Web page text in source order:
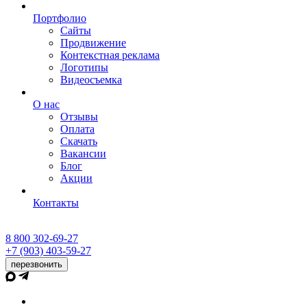
Портфолио
Сайты
Продвижение
Контекстная реклама
Логотипы
Видеосъемка
О нас
Отзывы
Оплата
Скачать
Вакансии
Блог
Акции
Контакты
8 800 302-69-27
+7 (903) 403-59-27
перезвонить